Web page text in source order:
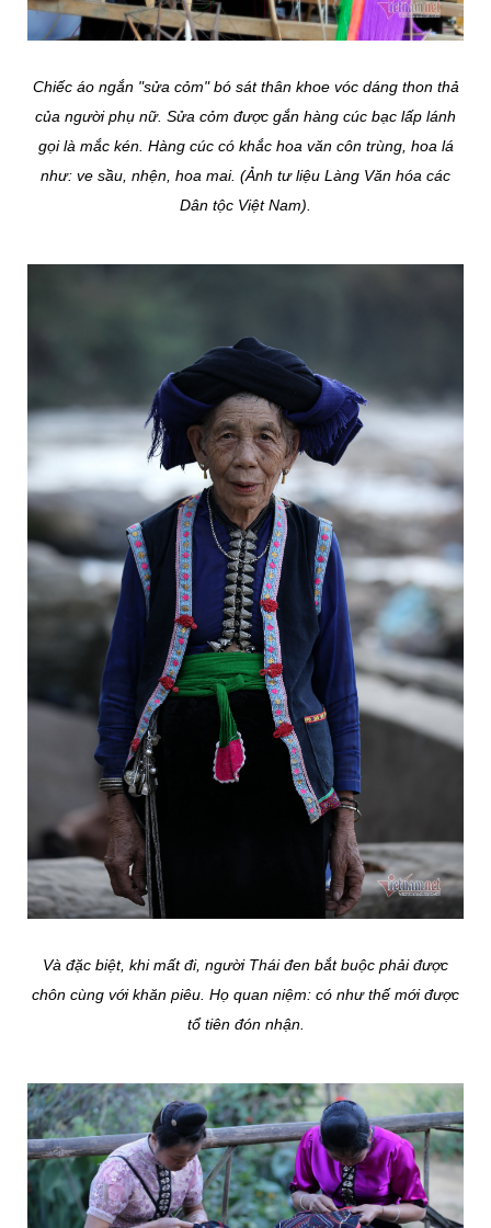
Chiếc áo ngắn "sửa cỏm" bó sát thân khoe vóc dáng thon thả
của người phụ nữ. Sửa cỏm được gắn hàng cúc bạc lấp lánh
gọi là mắc kén. Hàng cúc có khắc hoa văn côn trùng, hoa lá
như: ve sầu, nhện, hoa mai. (Ảnh tư liệu Làng Văn hóa các
Dân tộc Việt Nam).
Và đặc biệt, khi mất đi, người Thái đen bắt buộc phải được
chôn cùng với khăn piêu. Họ quan niệm: có như thế mới được
tổ tiên đón nhận.